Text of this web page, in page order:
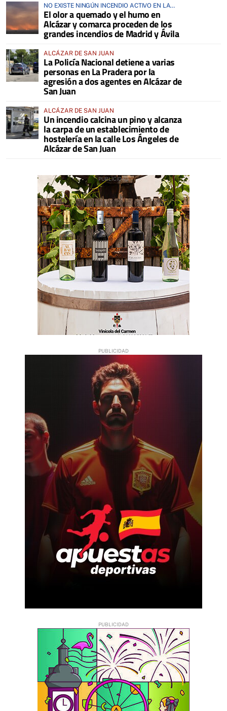
NO EXISTE NINGÚN INCENDIO ACTIVO EN LA
COMARCA
El olor a quemado y el humo en
Alcázar y comarca proceden de los
grandes incendios de Madrid y Ávila
ALCÁZAR DE SAN JUAN
La Policía Nacional detiene a varias
personas en La Pradera por la
agresión a dos agentes en Alcázar de
San Juan
ALCÁZAR DE SAN JUAN
Un incendio calcina un pino y alcanza
la carpa de un establecimiento de
hostelería en la calle Los Ángeles de
Alcázar de San Juan